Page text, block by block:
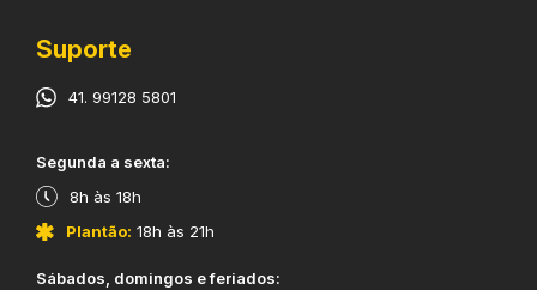
Suporte
41. 99128 5801
​Segunda a sexta:
8h às 18h
Plantão: 18h às 21h
​Sábados, domingos e feriados: